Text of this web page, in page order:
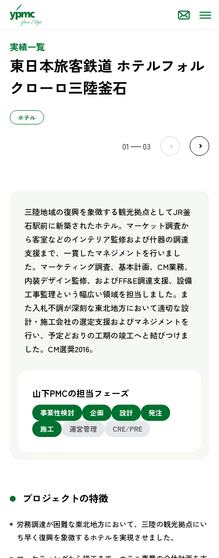
実績一覧
東日本旅客鉄道 ホテルフォル
クローロ三陸釜石
ホテル
三陸地域の復興を象徴する観光拠点としてJR釜
石駅前に新築されたホテル。マーケット調査か
ら客室などのインテリア監修および什器の調達
支援まで、一貫したマネジメントを行いまし
た。マーケティング調査、基本計画、CM業務、
内装デザイン監修、およびFF&E調達支援、設備
工事監理という幅広い領域を担当しました。ま
た入札不調が深刻な東北地方において適切な設
計・施工会社の選定支援およびマネジメントを
行い、予定どおりの工期の竣工へと結びつけま
した。CM選奨2016。
山下PMCの担当フェーズ
事業性検討 企画 設計
発注
施工
運営管理 CRE/PRE
01 03
プロジェクトの特徴
労務調達が困難な東北地方において、三陸の観光拠点にい
ち早く復興を象徴するホテルを実現させました。